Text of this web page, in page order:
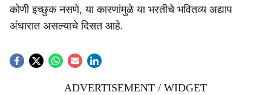
कोणी इच्छुक नसणे, या कारणांमुळे या भरतीचे भवितव्य अद्याप
अंधारात असल्याचे दिसत आहे.
ADVERTISEMENT / WIDGET